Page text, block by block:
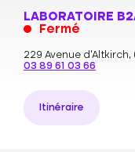
LABORATOIRE
Fermé
229 Avenue d'Altkirch,
03 89 61 03 66
Itinéraire